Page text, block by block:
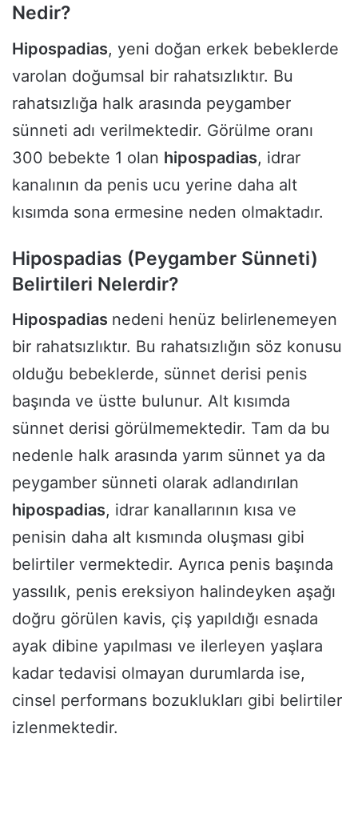
Nedir?
Hipospadias, yeni doğan erkek bebeklerde
varolan doğumsal bir rahatsızlıktır. Bu
rahatsızlığa halk arasında peygamber
sünneti adı verilmektedir. Görülme oranı
300 bebekte 1 olan hipospadias, idrar
kanalının da penis ucu yerine daha alt
kısımda sona ermesine neden olmaktadır.
Hipospadias (Peygamber Sünneti)
Belirtileri Nelerdir?
Hipospadias nedeni henüz belirlenemeyen
bir rahatsızlıktır. Bu rahatsızlığın söz konusu
olduğu bebeklerde, sünnet derisi penis
başında ve üstte bulunur. Alt kısımda
sünnet derisi görülmemektedir. Tam da bu
nedenle halk arasında yarım sünnet ya da
peygamber sünneti olarak adlandırılan
hipospadias, idrar kanallarının kısa ve
penisin daha alt kısmında oluşması gibi
belirtiler vermektedir. Ayrıca penis başında
yassılık, penis ereksiyon halindeyken aşağı
doğru görülen kavis, çiş yapıldığı esnada
ayak dibine yapılması ve ilerleyen yaşlara
kadar tedavisi olmayan durumlarda ise,
cinsel performans bozuklukları gibi belirtiler
izlenmektedir.